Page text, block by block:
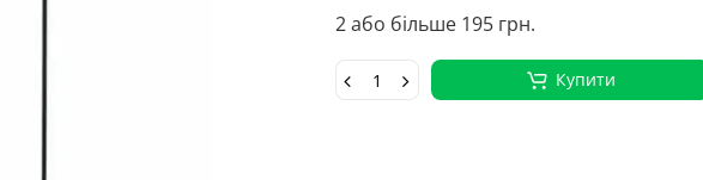
2 або більше 195 грн.
Купити